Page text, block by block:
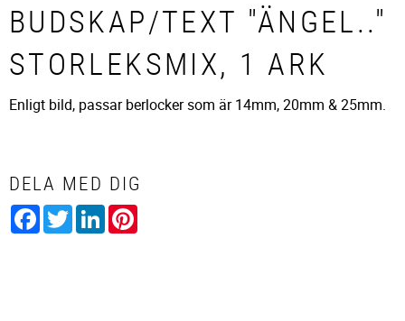
BUDSKAP/TEXT "ÄNGEL.."
STORLEKSMIX, 1 ARK
Enligt bild, passar berlocker som är 14mm, 20mm & 25mm.
DELA MED DIG
Facebook
TwitterLinkedIn